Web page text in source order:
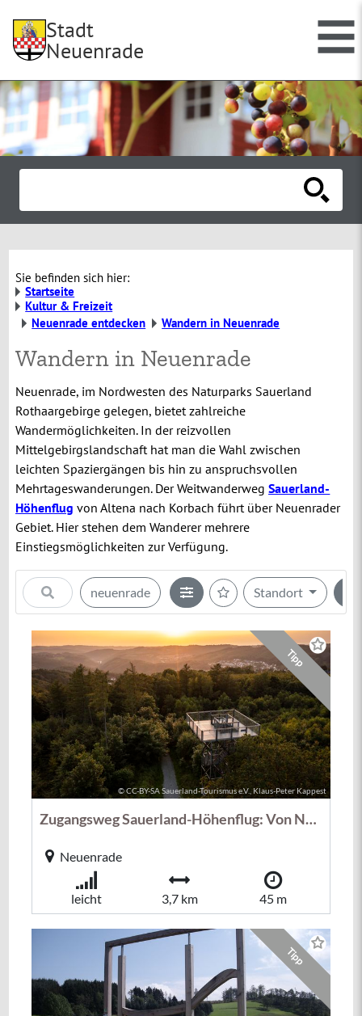
Stadt
Neuenrade
Sie befinden sich hier:
Startseite
Kultur & Freizeit
Neuenrade entdecken
Wandern in Neuenrade
Wandern in Neuenrade
Neuenrade, im Nordwesten des Naturparks Sauerland
Rothaargebirge gelegen, bietet zahlreiche
Wandermöglichkeiten. In der reizvollen
Mittelgebirgslandschaft hat man die Wahl zwischen
leichten Spaziergängen bis hin zu anspruchsvollen
Mehrtageswanderungen. Der WeitwanderwegSauerland-
Höhenflug von Altena nach Korbach führt über Neuenrader
Gebiet. Hier stehen dem Wanderer mehrere
Einstiegsmöglichkeiten zur Verfügung.